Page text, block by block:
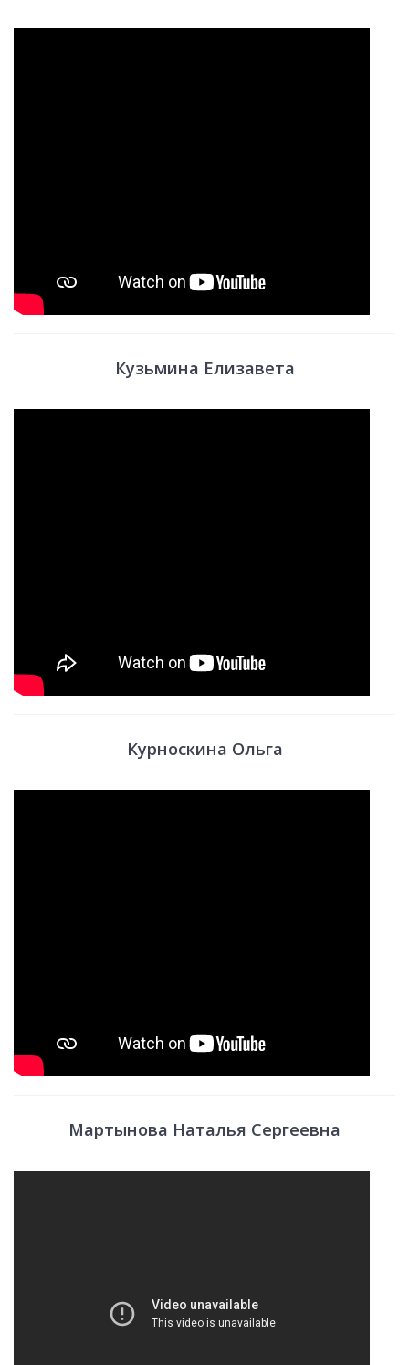
Кузьмина Елизавета
Курноскина Ольга
Мартынова Наталья Сергеевна